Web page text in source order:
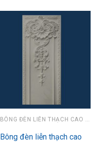
BÔNG ĐÈN LIỄN THẠCH CAO CHỐNG ẨM
Bông đèn liễn thạch cao